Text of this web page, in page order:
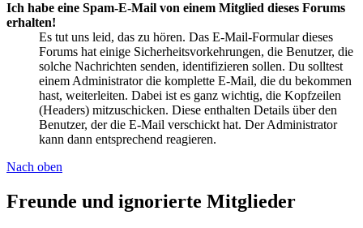
Ich habe eine Spam-E-Mail von einem Mitglied dieses Forums
erhalten!
Es tut uns leid, das zu hören. Das E-Mail-Formular dieses
Forums hat einige Sicherheitsvorkehrungen, die Benutzer, die
solche Nachrichten senden, identifizieren sollen. Du solltest
einem Administrator die komplette E-Mail, die du bekommen
hast, weiterleiten. Dabei ist es ganz wichtig, die Kopfzeilen
(Headers) mitzuschicken. Diese enthalten Details über den
Benutzer, der die E-Mail verschickt hat. Der Administrator
kann dann entsprechend reagieren.
Nach oben
Freunde und ignorierte Mitglieder